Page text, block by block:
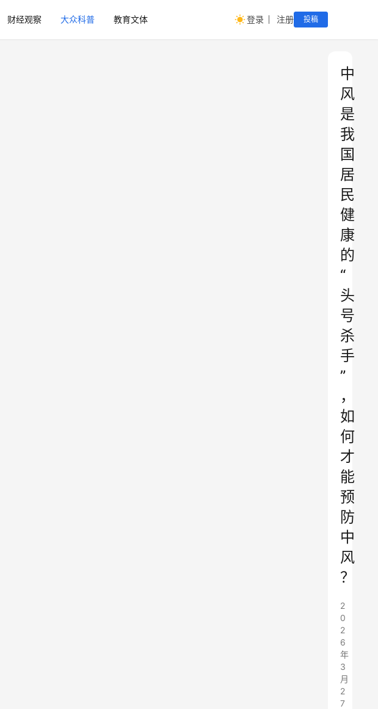
财经观察 大众科普 教育文体 登录 注册 投稿
中
风
是
我
国
居
民
健
康
的
“
头
号
杀
手
”
，
如
何
才
能
预
防
中
风
？
2
0
2
6
年
3
月
2
7